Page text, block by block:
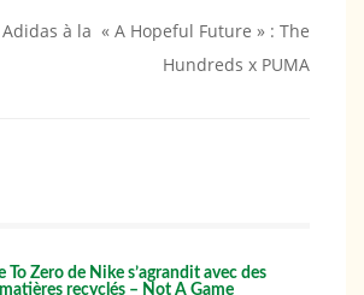
à la « A Hopeful Future » : The
Hundreds x PUMA
To Zero de Nike s’agrandit avec des
recyclés – Not A Game